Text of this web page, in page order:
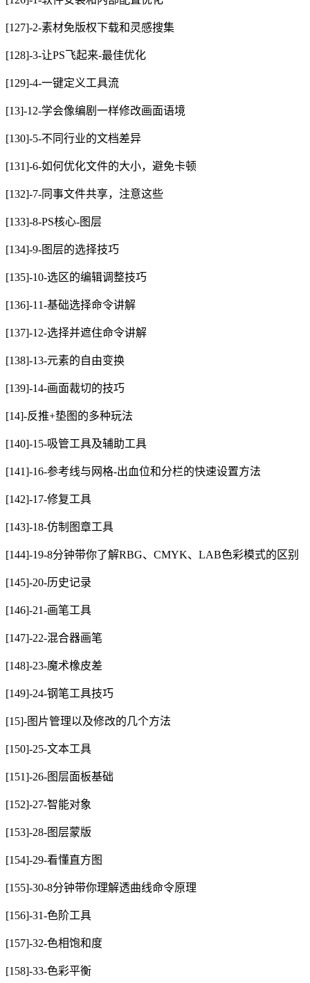
[127]-2-素材免版权下载和灵感搜集
[128]-3-让PS飞起来-最佳优化
[129]-4-一键定义工具流
[13]-12-学会像编剧一样修改画面语境
[130]-5-不同行业的文档差异
[131]-6-如何优化文件的大小，避免卡顿
[132]-7-同事文件共享，注意这些
[133]-8-PS核心-图层
[134]-9-图层的选择技巧
[135]-10-选区的编辑调整技巧
[136]-11-基础选择命令讲解
[137]-12-选择并遮住命令讲解
[138]-13-元素的自由变换
[139]-14-画面裁切的技巧
[14]-反推+垫图的多种玩法
[140]-15-吸管工具及辅助工具
[141]-16-参考线与网格-出血位和分栏的快速设置方法
[142]-17-修复工具
[143]-18-仿制图章工具
[144]-19-8分钟带你了解RBG、CMYK、LAB色彩模式的区别
[145]-20-历史记录
[146]-21-画笔工具
[147]-22-混合器画笔
[148]-23-魔术橡皮差
[149]-24-钢笔工具技巧
[15]-图片管理以及修改的几个方法
[150]-25-文本工具
[151]-26-图层面板基础
[152]-27-智能对象
[153]-28-图层蒙版
[154]-29-看懂直方图
[155]-30-8分钟带你理解透曲线命令原理
[156]-31-色阶工具
[157]-32-色相饱和度
[158]-33-色彩平衡